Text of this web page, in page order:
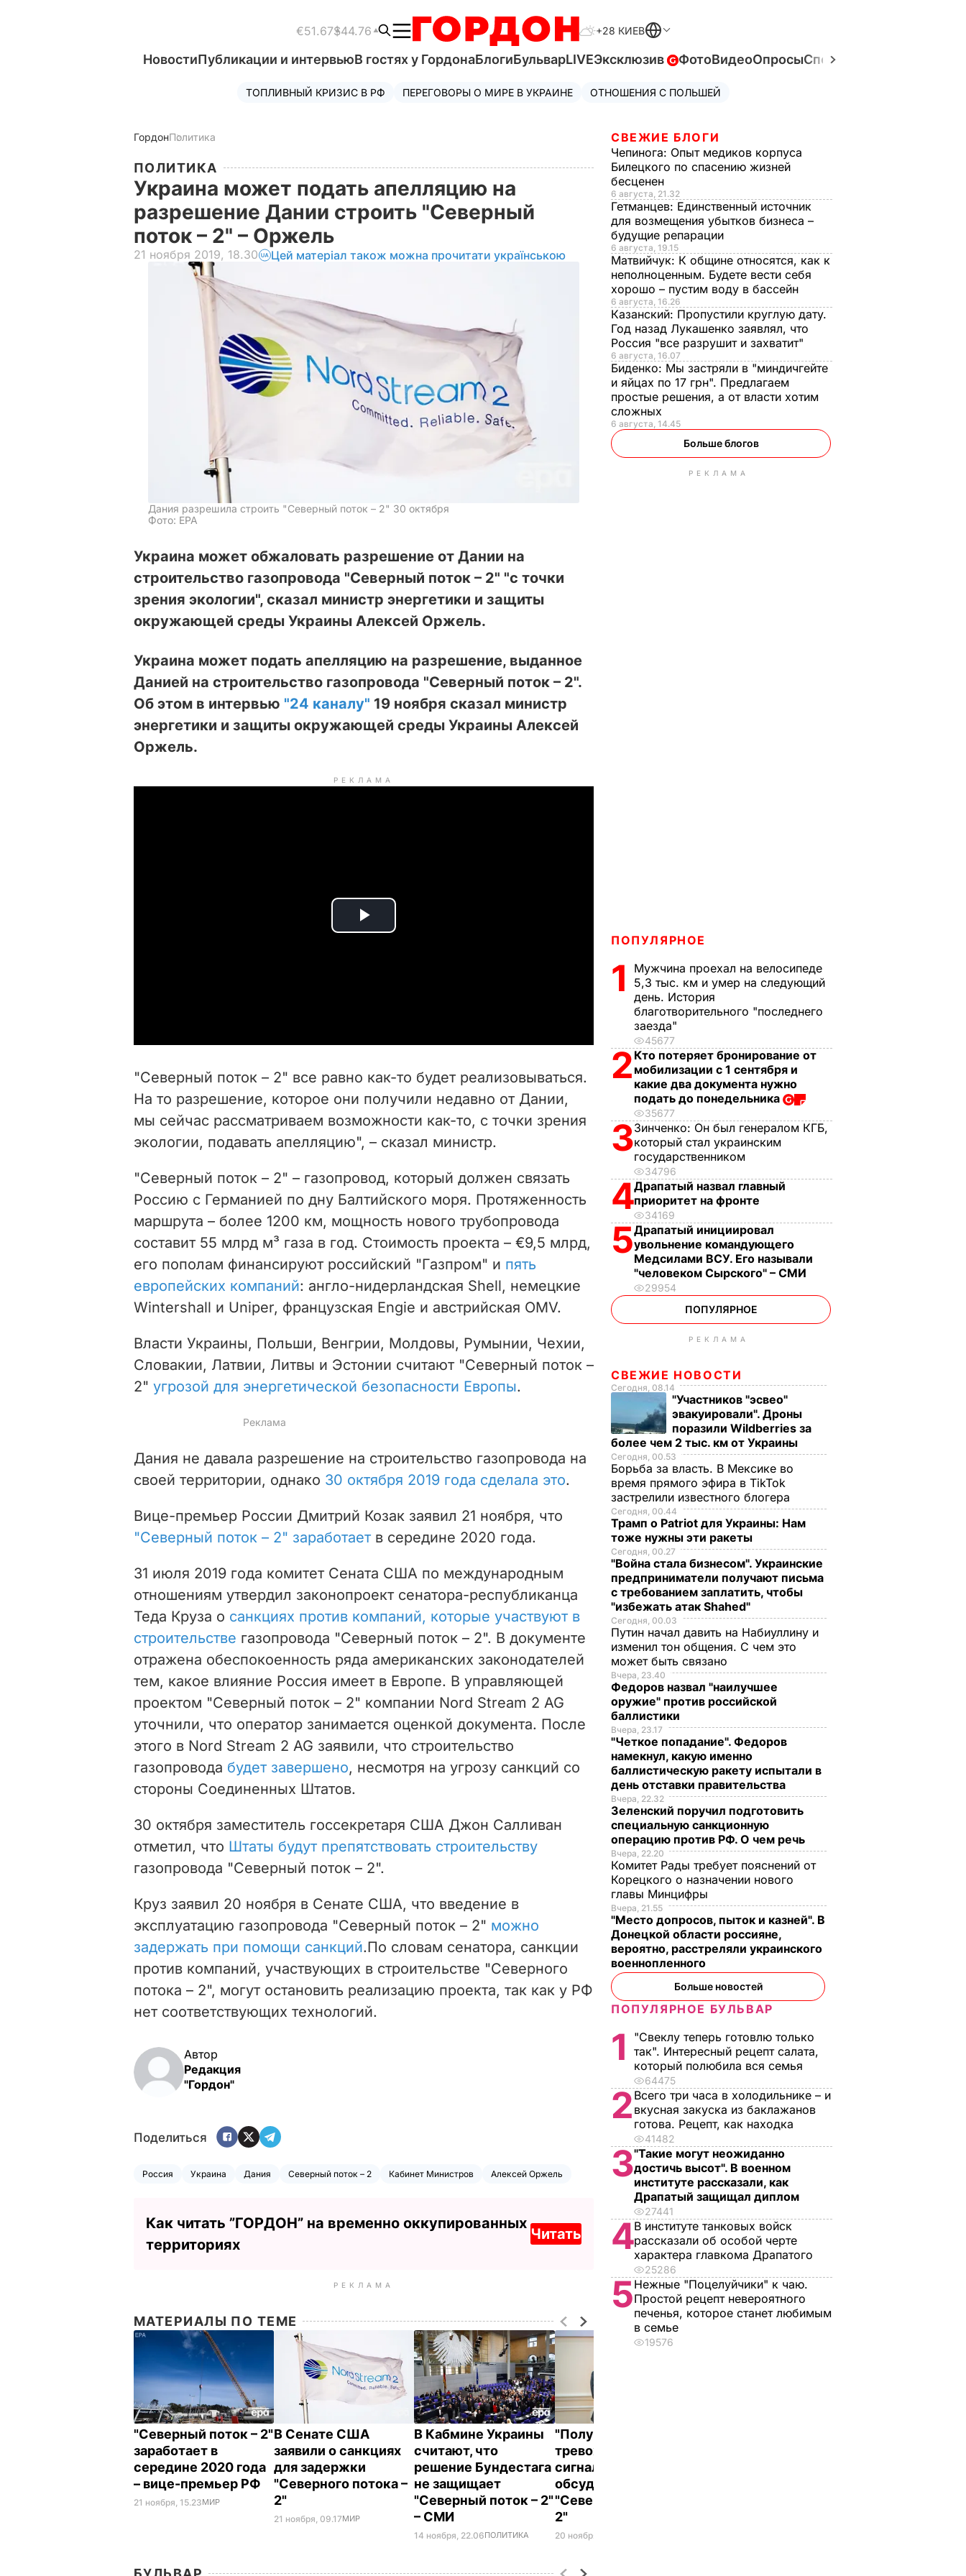
€51.67$44.76 +28 КИЕВ
НовостиПубликации и интервьюВ гостях у ГордонаБлогиБульварLIVEЭксклюзив ФотоВидеоОпросыСпецпроекты
ТОПЛИВНЫЙ КРИЗИС В РФ ПЕРЕГОВОРЫ О МИРЕ В УКРАИНЕ ОТНОШЕНИЯ С ПОЛЬШЕЙ
ГордонПолитика
ПОЛИТИКА
Украина может подать апелляцию на
разрешение Дании строить "Северный
поток – 2" – Оржель
21 ноября 2019, 18.30 Цей матеріал також можна прочитати українською
Дания разрешила строить "Северный поток – 2" 30 октября
Фото: EPA
Украина может обжаловать разрешение от Дании на
строительство газопровода "Северный поток – 2" "с точки
зрения экологии", сказал министр энергетики и защиты
окружающей среды Украины Алексей Оржель.
Украина может подать апелляцию на разрешение, выданное
Данией на строительство газопровода "Северный поток – 2".
Об этом в интервью "24 каналу" 19 ноября сказал министр
энергетики и защиты окружающей среды Украины Алексей
Оржель.
РЕКЛАМА
P
i
d
o
"Северный поток – 2" все равно как-то будет реализовываться.
На то разрешение, которое они получили недавно от Дании,
мы сейчас рассматриваем возможности как-то, с точки зрения
экологии, подавать апелляцию", – сказал министр.
"Северный поток – 2" – газопровод, который должен связать
Россию с Германией по дну Балтийского моря. Протяженность
маршрута – более 1200 км, мощность нового трубопровода
составит 55 млрд м³ газа в год. Стоимость проекта – €9,5 млрд,
его пополам финансируют российский "Газпром" и пять
европейских компаний: англо-нидерландская Shell, немецкие
Wintershall и Uniper, французская Engie и австрийская OMV.
Власти Украины, Польши, Венгрии, Молдовы, Румынии, Чехии,
Словакии, Латвии, Литвы и Эстонии считают "Северный поток –
2" угрозой для энергетической безопасности Европы.
Дания не давала разрешение на строительство газопровода на
своей территории, однако 30 октября 2019 года сделала это.
Вице-премьер России Дмитрий Козак заявил 21 ноября, что
"Северный поток – 2" заработаетв середине 2020 года.
31 июля 2019 года комитет Сената США по международным
отношениям утвердил законопроект сенатора-республиканца
Теда Круза о санкциях против компаний, которые участвуют в
строительстве газопровода "Северный поток – 2". В документе
отражена обеспокоенность ряда американских законодателей
тем, какое влияние Россия имеет в Европе. В управляющей
проектом "Северный поток – 2" компании Nord Stream 2 AG
уточнили, что оператор занимается оценкой документа. После
этого в Nord Stream 2 AG заявили, что строительство
газопровода будет завершено, несмотря на угрозу санкций со
стороны Соединенных Штатов.
30 октября заместитель госсекретаря США Джон Салливан
отметил, что Штаты будут препятствовать строительству
газопровода "Северный поток – 2".
Круз заявил 20 ноября в Сенате США, что введение в
эксплуатацию газопровода "Северный поток – 2" можно
задержать при помощи санкций.По словам сенатора, санкции
против компаний, участвующих в строительстве "Северного
потока – 2", могут остановить реализацию проекта, так как у РФ
нет соответствующих технологий.
Автор
Редакция
"Гордон"
Поделиться
Россия Украина Дания Северный поток – 2 Кабинет Министров Алексей Оржель
Как читать ”ГОРДОН” на временно оккупированных
территориях
Читать
РЕКЛАМА
МАТЕРИАЛЫ ПО ТЕМЕ
"Северный поток – 2"
заработает в
середине 2020 года
– вице-премьер РФ
21 ноября, 15.23МИР
В Сенате США
заявили о санкциях
для задержки
"Северного потока –
2"
21 ноября, 09.17МИР
В Кабмине Украины
считают, что
решение Бундестага
не защищает
"Северный поток – 2"
– СМИ
14 ноября, 22.06ПОЛИТИКА
"Получаем
тревожные
сигналы". Гончарук
обсудил с Маасом
"Северный поток –
2"
20 ноября, 08.47
СВЕЖИЕ БЛОГИ
Чепинога: Опыт медиков корпуса
Билецкого по спасению жизней
бесценен
6 августа, 21.32
Гетманцев: Единственный источник
для возмещения убытков бизнеса –
будущие репарации
6 августа, 19.15
Матвийчук: К общине относятся, как к
неполноценным. Будете вести себя
хорошо – пустим воду в бассейн
6 августа, 16.26
Казанский: Пропустили круглую дату.
Год назад Лукашенко заявлял, что
Россия "все разрушит и захватит"
6 августа, 16.07
Биденко: Мы застряли в "миндичгейте
и яйцах по 17 грн". Предлагаем
простые решения, а от власти хотим
сложных
6 августа, 14.45
Больше блогов
РЕКЛАМА
ПОПУЛЯРНОЕ
1
Мужчина проехал на велосипеде
5,3 тыс. км и умер на следующий
день. История
благотворительного "последнего
заезда"
45677
2 Кто потеряет бронирование от
мобилизации с 1 сентября и
какие два документа нужно
подать до понедельника
35677
3Зинченко: Он был генералом КГБ,
который стал украинским
государственником
34796
4Драпатый назвал главный
приоритет на фронте
34169
5Драпатый инициировал
увольнение командующего
Медсилами ВСУ. Его называли
"человеком Сырского" – СМИ
29954
ПОПУЛЯРНОЕ
РЕКЛАМА
СВЕЖИЕ НОВОСТИ
Сегодня, 08.14
"Участников "эсвео"
эвакуировали". Дроны
поразили Wildberries за
более чем 2 тыс. км от Украины
Сегодня, 00.53
Борьба за власть. В Мексике во
время прямого эфира в TikTok
застрелили известного блогера
Сегодня, 00.44
Трамп о Patriot для Украины: Нам
тоже нужны эти ракеты
Сегодня, 00.27
"Война стала бизнесом". Украинские
предприниматели получают письма
с требованием заплатить, чтобы
"избежать атак Shahed"
Сегодня, 00.03
Путин начал давить на Набиуллину и
изменил тон общения. С чем это
может быть связано
Вчера, 23.40
Федоров назвал "наилучшее
оружие" против российской
баллистики
Вчера, 23.17
"Четкое попадание". Федоров
намекнул, какую именно
баллистическую ракету испытали в
день отставки правительства
Вчера, 22.32
Зеленский поручил подготовить
специальную санкционную
операцию против РФ. О чем речь
Вчера, 22.20
Комитет Рады требует пояснений от
Корецкого о назначении нового
главы Минцифры
Вчера, 21.55
"Место допросов, пыток и казней". В
Донецкой области россияне,
вероятно, расстреляли украинского
военнопленного
Больше новостей
ПОПУЛЯРНОЕ БУЛЬВАР
1
"Свеклу теперь готовлю только
так". Интересный рецепт салата,
который полюбила вся семья
64475
2 Всего три часа в холодильнике – и
вкусная закуска из баклажанов
готова. Рецепт, как находка
41482
3"Такие могут неожиданно
достичь высот". В военном
институте рассказали, как
Драпатый защищал диплом
27441
4В институте танковых войск
рассказали об особой черте
характера главкома Драпатого
25286
5Нежные "Поцелуйчики" к чаю.
Простой рецепт невероятного
печенья, которое станет любимым
в семье
19576